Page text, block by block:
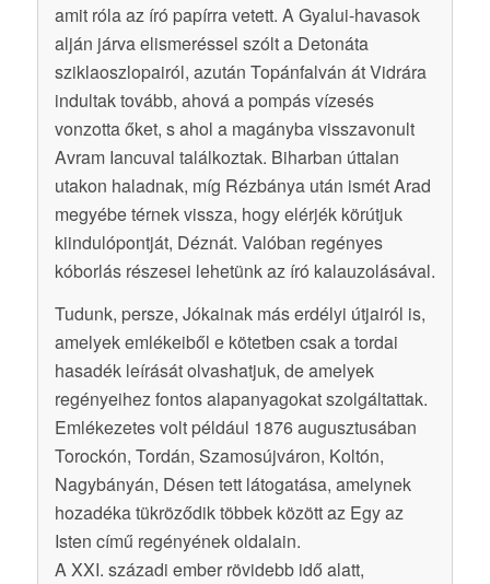
amit róla az író papírra vetett. A Gyalui-havasok
alján járva elismeréssel szólt a Detonáta
sziklaoszlopairól, azután Topánfalván át Vidrára
indultak tovább, ahová a pompás vízesés
vonzotta őket, s ahol a magányba visszavonult
Avram Iancuval találkoztak. Biharban úttalan
utakon haladnak, míg Rézbánya után ismét Arad
megyébe térnek vissza, hogy elérjék körútjuk
kiindulópontját, Déznát. Valóban regényes
kóborlás részesei lehetünk az író kalauzolásával.
Tudunk, persze, Jókainak más erdélyi útjairól is,
amelyek emlékeiből e kötetben csak a tordai
hasadék leírását olvashatjuk, de amelyek
regényeihez fontos alapanyagokat szolgáltattak.
Emlékezetes volt például 1876 augusztusában
Torockón, Tordán, Szamosújváron, Koltón,
Nagybányán, Désen tett látogatása, amelynek
hozadéka tükröződik többek között az Egy az
Isten című regényének oldalain.
A XXI. századi ember rövidebb idő alatt,